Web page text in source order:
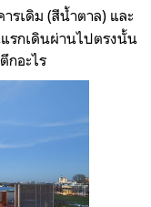
รเดิม (สีน้ำตาล) และ
รกเดินผ่านไปตรงนั้น
กอะไร